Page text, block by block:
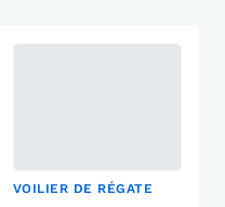
VOILIER DE RÉGATE